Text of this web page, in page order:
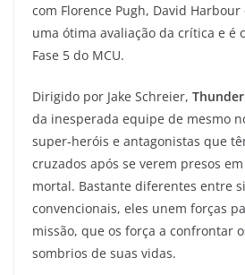
com Florence Pugh, David
uma ótima avaliação da crítica e é
Fase 5 do MCU.
Dirigido por Jake Schreier,
da inesperada equipe de mesmo
super-heróis e antagonistas que
cruzados após se verem presos
mortal. Bastante diferentes entre
convencionais, eles unem forças
missão, que os força a confrontar
sombrios de suas vidas.